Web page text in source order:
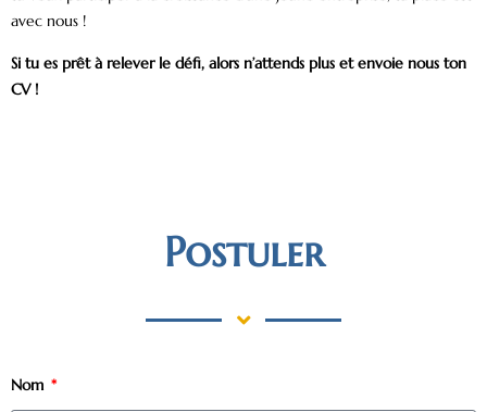
avec nous !
Si tu es prêt à relever le défi, alors n’attends plus et envoie nous ton
CV !
Postuler
Nom